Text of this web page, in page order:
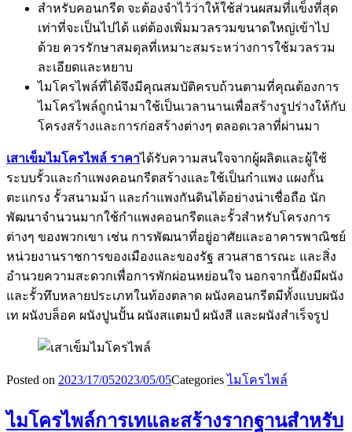
สำหรับคอนกรีต จะต้องจำไว้ว่าให้ใช้ส่วนผสมที่แข็งที่สุด
เท่าที่จะเป็นไปได้ แต่ต้องเพิ่มมวลรวมขนาดใหญ่เข้าไป
ด้วย ควรรักษาสมดุลที่เหมาะสมระหว่างการใช้มวลรวม
ละเอียดและหยาบ
ไมโครไพล์ที่ได้จึงมีคุณสมบัติครบถ้วนตามที่คุณต้องการ
ไมโครไพล์ถูกนำมาใช้เป็นเวลานานเพื่อสร้างรูปร่างให้กับ
โครงสร้างและการก่อสร้างต่างๆ ตลอดเวลาที่ผ่านมา
เสาเข็มไมโครไพล์ ราคาได้รับความสนใจจากผู้ผลิตและผู้ใช้
ระบบรั้วและกำแพงคอนกรีตสร้างและใช้เป็นกำแพง แผงกั้น
ตะแกรง รั้วสนามม้า และกำแพงกันดินได้อย่างน่าเชื่อถือ นัก
พัฒนาจำนวนมากใช้กำแพงคอนกรีตและรั้วสำหรับโครงการ
ต่างๆ ของพวกเขา เช่น การพัฒนาที่อยู่อาศัยและอาคารพาณิชย์
หน่วยงานราชการของเมืองและของรัฐ สวนสาธารณะ และสิ่ง
อำนวยความสะดวกเพื่อการพักผ่อนหย่อนใจ นอกจากนี้ยังมีผนัง
และรั้วทึบหลายประเภทในท้องตลาด ผนังคอนกรีตมีทั้งแบบผนัง
เท ผนังบล็อค ผนังปูนปั้น ผนังสแตมป์ ผนังสี และผนังสำเร็จรูป
Posted on 2023/17/052023/05/05Categoriesไมโครไพล์
ไมโครไพล์การเทและสร้างรากฐานสำหรับ